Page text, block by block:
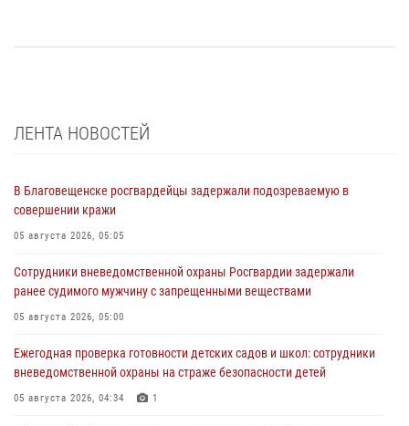
ЛЕНТА НОВОСТЕЙ
В Благовещенске росгвардейцы задержали подозреваемую в
совершении кражи
05 августа 2026, 05:05
Сотрудники вневедомственной охраны Росгвардии задержали
ранее судимого мужчину с запрещенными веществами
05 августа 2026, 05:00
Ежегодная проверка готовности детских садов и школ: сотрудники
вневедомственной охраны на страже безопасности детей
05 августа 2026, 04:34 1